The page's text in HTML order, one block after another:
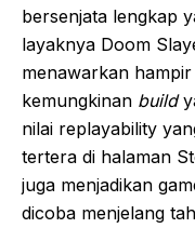
bersenjata lengkap
layaknya Doom
menawarkan
kemungkinan build
nilai replayability
tertera di halaman
juga menjadikan
dicoba menjelang